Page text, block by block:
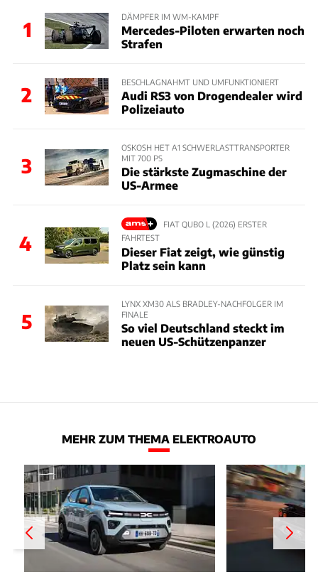
1
DÄMPFER IM WM-KAMPF
Mercedes-Piloten erwarten noch
Strafen
2
BESCHLAGNAHMT UND UMFUNKTIONIERT
Audi RS3 von Drogendealer wird
Polizeiauto
3
OSKOSH HET A1 SCHWERLASTTRANSPORTER
MIT 700 PS
Die stärkste Zugmaschine der
US-Armee
4
FIAT QUBO L (2026) ERSTER
FAHRTEST
Dieser Fiat zeigt, wie günstig
Platz sein kann
5
LYNX XM30 ALS BRADLEY-NACHFOLGER IM
FINALE
So viel Deutschland steckt im
neuen US-Schützenpanzer
MEHR ZUM THEMA ELEKTROAUTO